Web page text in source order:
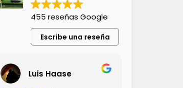
455 reseñas Google
Escribe una reseña
Luis Haase